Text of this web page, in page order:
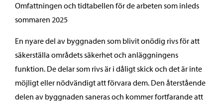
Omfattningen och tidtabellen för de arbeten som inleds
sommaren 2025
En nyare del av byggnaden som blivit onödig rivs för att
säkerställa områdets säkerhet och anläggningens
funktion. De delar som rivs är i dåligt skick och det är inte
möjligt eller nödvändigt att förvara dem. Den återstående
delen av byggnaden saneras och kommer fortfarande att